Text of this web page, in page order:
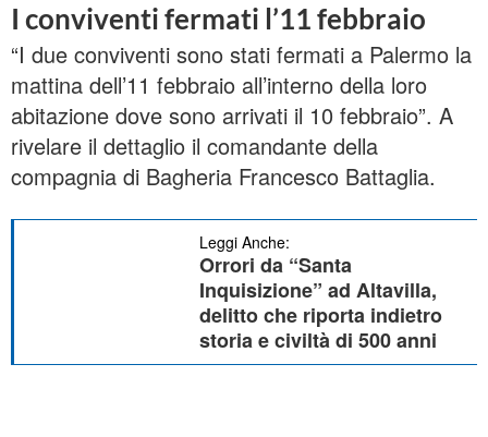
I conviventi fermati l’11 febbraio
“I due conviventi sono stati fermati a Palermo la
mattina dell’11 febbraio all’interno della loro
abitazione dove sono arrivati il 10 febbraio”. A
rivelare il dettaglio il comandante della
compagnia di Bagheria Francesco Battaglia.
Leggi Anche:
Orrori da “Santa
Inquisizione” ad Altavilla,
delitto che riporta indietro
storia e civiltà di 500 anni